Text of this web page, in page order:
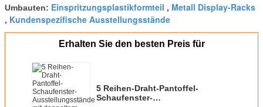
Umbauten: Einspritzungsplastikformteil , Metall Display-Racks
, Kundenspezifische Ausstellungsstände
Erhalten Sie den besten Preis für
5 Reihen-Draht-Pantoffel-
Schaufenster-